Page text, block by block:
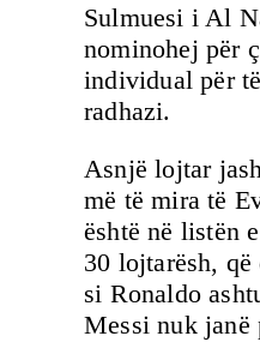
Sulmuesi i Al
nominohej për
individual për
radhazi.
Asnjë lojtar
më të mira të
është në listën
30 lojtarësh, që
si Ronaldo
Messi nuk janë